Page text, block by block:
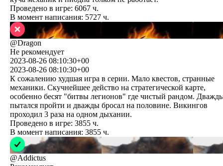
Проведено в игре: 6067 ч.
В момент написания: 5727 ч.
@Dragon
Не рекомендует
2023-08-26 08:10:30+00
2023-08-26 08:10:30+00
К сожалению худшая игра в серии. Мало квестов, странные
механики. Скучнейшее действо на стратегической карте,
особенно бесят "битвы легионов" где чистый рандом.
пытался пройти и дважды бросал на половине. Викингов
проходил 3 раза на одном дыхании.
Проведено в игре: 3855 ч.
В момент написания: 3855 ч.
@Addictus